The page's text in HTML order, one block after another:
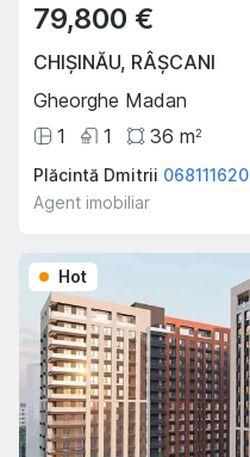
79,800 €
CHIȘINĂU, RÂȘCANI
Gheorghe Madan
1
1 36 m2
Plăcintă Dmitrii 068111620
Agent imobiliar
Hot